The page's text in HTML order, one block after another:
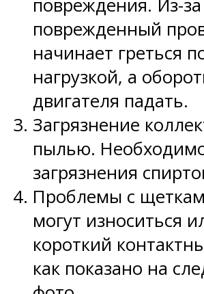
повреждения. Из-за
поврежденный
начинает греться
нагрузкой, а
двигателя падать.
Загрязнение
пылью.
загрязнения
Проблемы с
могут износиться
короткий
как показано на